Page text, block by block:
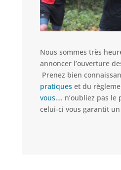
Nous sommes très
annoncer l’ouverture
Prenez bien
pratiqueset du
vous…. n’oubliez pas le
celui-ci vous garantit